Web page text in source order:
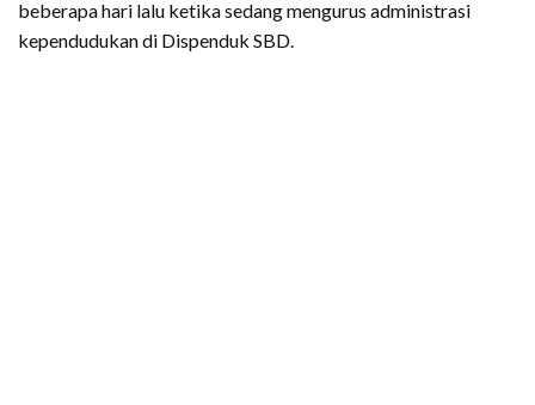
beberapa hari lalu ketika sedang mengurus administrasi
kependudukan di Dispenduk SBD.